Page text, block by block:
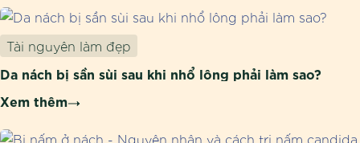
Tài nguyên làm đẹp
Da nách bị sần sùi sau khi nhổ lông phải làm sao?
Xem thêm